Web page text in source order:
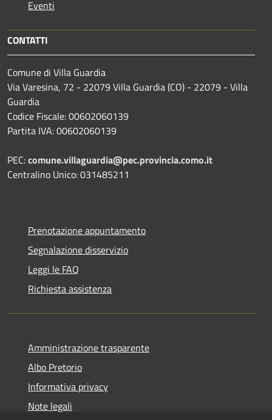
Eventi
CONTATTI
Comune di Villa Guardia
Via Varesina, 72 - 22079 Villa Guardia (CO) - 22079 - Villa
Guardia
Codice Fiscale: 00602060139
Partita IVA: 00602060139
PEC:comune.villaguardia@pec.provincia.como.it
Centralino Unico: 031485211
Prenotazione appuntamento
Segnalazione disservizio
Leggi le FAQ
Richiesta assistenza
Amministrazione trasparente
Albo Pretorio
Informativa privacy
Note legali